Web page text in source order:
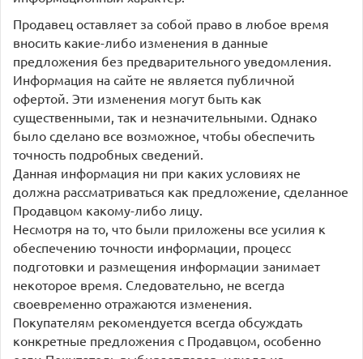
Продавец оставляет за собой право в любое время
вносить какие-либо изменения в данные
предложения без предварительного уведомления.
Информация на сайте не является публичной
офертой. Эти изменения могут быть как
существенными, так и незначительными. Однако
было сделано все возможное, чтобы обеспечить
точность подробных сведений.
Данная информация ни при каких условиях не
должна рассматриваться как предложение, сделанное
Продавцом какому-либо лицу.
Несмотря на то, что были приложены все усилия к
обеспечению точности информации, процесс
подготовки и размещения информации занимает
некоторое время. Следовательно, не всегда
своевременно отражаются изменения.
Покупателям рекомендуется всегда обсуждать
конкретные предложения с Продавцом, особенно